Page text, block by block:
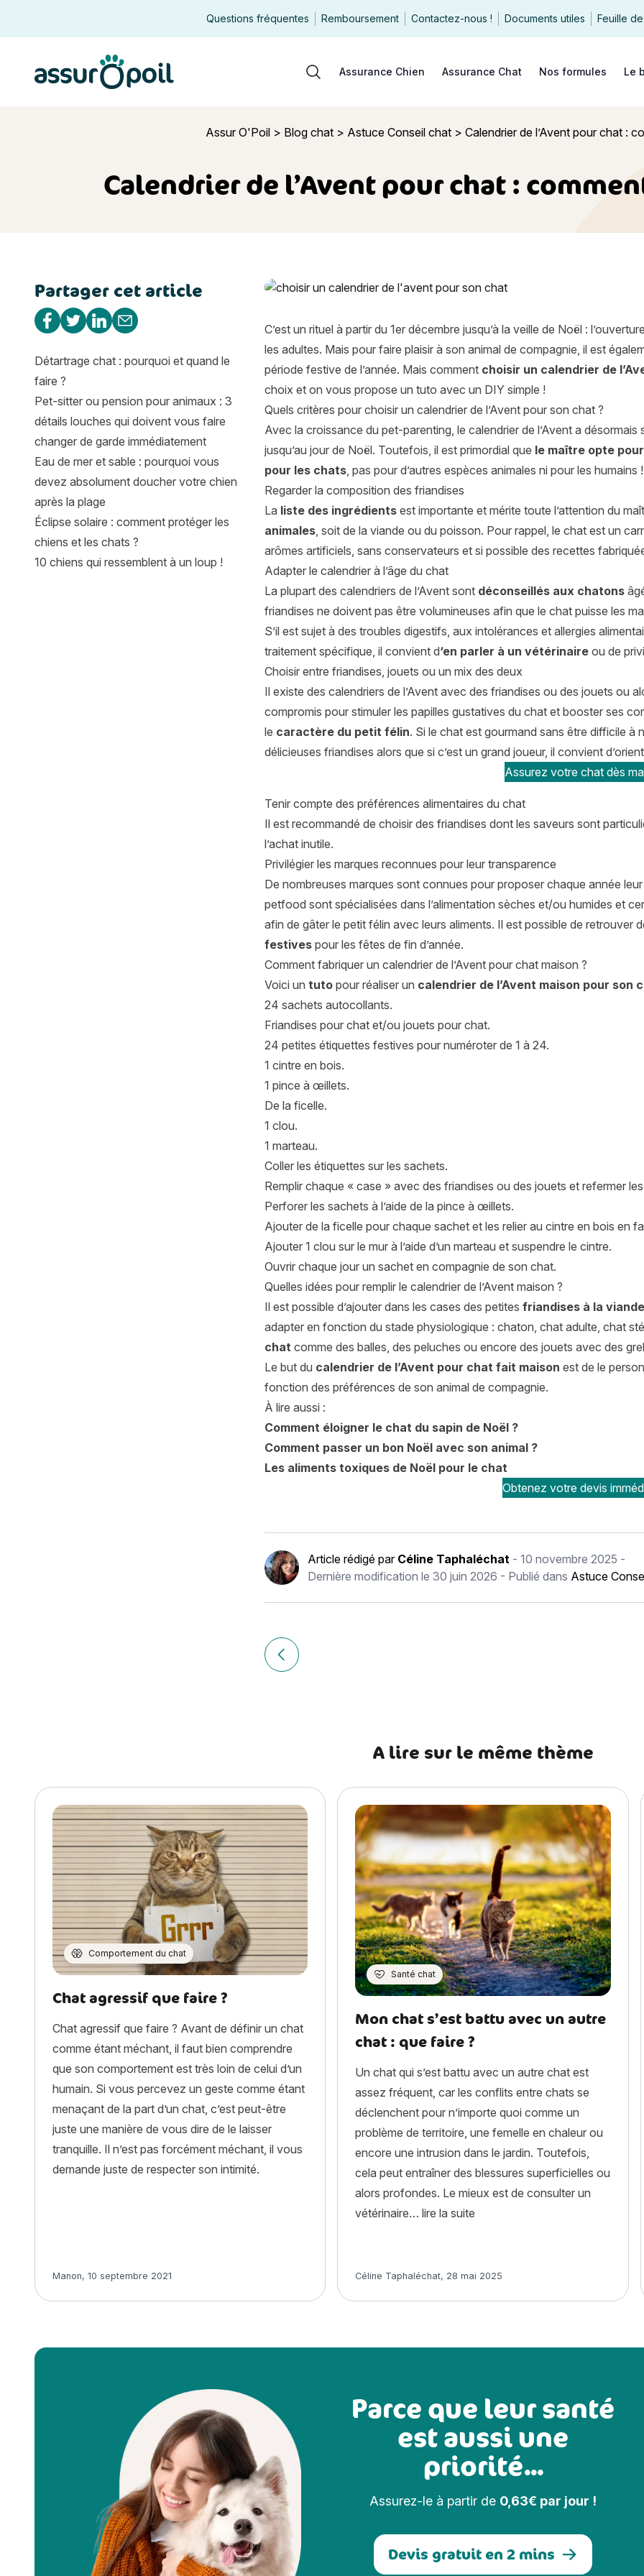
Questions fréquentes Remboursement Contactez-nous ! Documents utiles Feuille
Rechercher
Assurance Chien Assurance Chat Nos formules Le
Assur O'Poil> Blog chat> Astuce Conseil chat> Calendrier de l’Avent pour chat :
Calendrier de l’Avent pour chat :
Calendrier de l’Avent pour chat : comment bien le choisir ?
C’est un rituel à partir du 1er décembre jusqu’à la veille de Noël :
les adultes. Mais pour faire plaisir à son animal de compagnie, il est
période festive de l’année. Mais comment choisir un calendrier de
choix et on vous propose un tuto avec un DIY simple !
Quels critères pour choisir un calendrier de l’Avent pour son chat ?
Avec la croissance du pet-parenting, le calendrier de l’Avent a
jusqu’au jour de Noël. Toutefois, il est primordial que le maître opte
pour les chats, pas pour d’autres espèces animales ni pour les humains !
Regarder la composition des friandises
La liste des ingrédients est importante et mérite toute l’attention du
animales, soit de la viande ou du poisson. Pour rappel, le chat est un
arômes artificiels, sans conservateurs et si possible des recettes
Adapter le calendrier à l’âge du chat
La plupart des calendriers de l’Avent sont déconseillés aux chatons
friandises ne doivent pas être volumineuses afin que le chat puisse les
S’il est sujet à des troubles digestifs, aux intolérances et allergies
traitement spécifique, il convient d‘en parler à un vétérinaire ou de
Choisir entre friandises, jouets ou un mix des deux
Il existe des calendriers de l’Avent avec des friandises ou des jouets ou
compromis pour stimuler les papilles gustatives du chat et booster ses
le caractère du petit félin. Si le chat est gourmand sans être difficile à
délicieuses friandises alors que si c’est un grand joueur, il convient
Assurez votre chat dès
Tenir compte des préférences alimentaires du chat
Il est recommandé de choisir des friandises dont les saveurs sont
l’achat inutile.
Privilégier les marques reconnues pour leur transparence
De nombreuses marques sont connues pour proposer chaque année
petfood sont spécialisées dans l’alimentation sèches et/ou humides et
afin de gâter le petit félin avec leurs aliments. Il est possible de retrouver
festives pour les fêtes de fin d’année.
Comment fabriquer un calendrier de l’Avent pour chat maison ?
Voici un tuto pour réaliser un calendrier de l’Avent maison pour son
24 sachets autocollants.
Friandises pour chat et/ou jouets pour chat.
24 petites étiquettes festives pour numéroter de 1 à 24.
1 cintre en bois.
1 pince à œillets.
De la ficelle.
1 clou.
1 marteau.
Coller les étiquettes sur les sachets.
Remplir chaque « case » avec des friandises ou des jouets et refermer
Perforer les sachets à l’aide de la pince à œillets.
Ajouter de la ficelle pour chaque sachet et les relier au cintre en bois en
Ajouter 1 clou sur le mur à l’aide d’un marteau et suspendre le cintre.
Ouvrir chaque jour un sachet en compagnie de son chat.
Quelles idées pour remplir le calendrier de l’Avent maison ?
Il est possible d’ajouter dans les cases des petites friandises à la
adapter en fonction du stade physiologique : chaton, chat adulte, chat
chat comme des balles, des peluches ou encore des jouets avec des
Le but du calendrier de l’Avent pour chat fait maison est de le
fonction des préférences de son animal de compagnie.
À lire aussi :
Comment éloigner le chat du sapin de Noël ?
Comment passer un bon Noël avec son animal ?
Les aliments toxiques de Noël pour le chat
Obtenez votre devis
Article rédigé par Céline Taphaléchat - 10 novembre 2025 -
Dernière modification le 30 juin 2026 - Publié dans Astuce
Navigation
de
Article précédent La cataracte chez le chat : causes, symptômes,
Partager cet article
Partager sur Facebook
Partager sur Twitter
Partager sur Linkedin
Partager par e-mail
Détartrage chat : pourquoi et quand le
faire ?
Pet-sitter ou pension pour animaux : 3
détails louches qui doivent vous faire
changer de garde immédiatement
Eau de mer et sable : pourquoi vous
devez absolument doucher votre chien
après la plage
Éclipse solaire : comment protéger les
chiens et les chats ?
10 chiens qui ressemblent à un loup !
A lire sur le même thème
Comportement du chat
Chat agressif que faire ?
Chat agressif que faire ? Avant de définir un chat
comme étant méchant, il faut bien comprendre
que son comportement est très loin de celui d’un
humain. Si vous percevez un geste comme étant
menaçant de la part d’un chat, c’est peut-être
juste une manière de vous dire de le laisser
tranquille. Il n’est pas forcément méchant, il vous
demande juste de respecter son intimité.
Article rédigé par
Manon, 10 septembre 2021
Santé chat
Mon chat s’est battu avec un autre
chat : que faire ?
Un chat qui s’est battu avec un autre chat est
assez fréquent, car les conflits entre chats se
déclenchent pour n’importe quoi comme un
problème de territoire, une femelle en chaleur ou
encore une intrusion dans le jardin. Toutefois,
cela peut entraîner des blessures superficielles ou
alors profondes. Le mieux est de consulter un
vétérinaire…lire la suite « Mon chat s’est battu avec un
Article rédigé par
Céline Taphaléchat, 28 mai 2025
Parce que leur santé
est aussi une
priorité...
Assurez-le à partir de 0,63€ par jour !
Devis gratuit en 2 mins